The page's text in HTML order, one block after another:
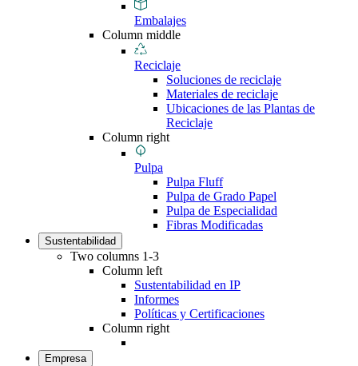
Embalajes
Column middle
Reciclaje
Soluciones de reciclaje
Materiales de reciclaje
Ubicaciones de las Plantas de
Reciclaje
Column right
Pulpa
Pulpa Fluff
Pulpa de Grado Papel
Pulpa de Especialidad
Fibras Modificadas
Sustentabilidad
Two columns 1-3
Column left
Sustentabilidad en IP
Informes
Políticas y Certificaciones
Column right
Empresa